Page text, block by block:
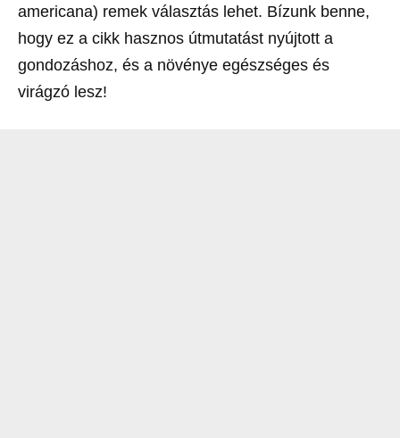
americana) remek választás lehet. Bízunk benne,
hogy ez a cikk hasznos útmutatást nyújtott a
gondozáshoz, és a növénye egészséges és
virágzó lesz!